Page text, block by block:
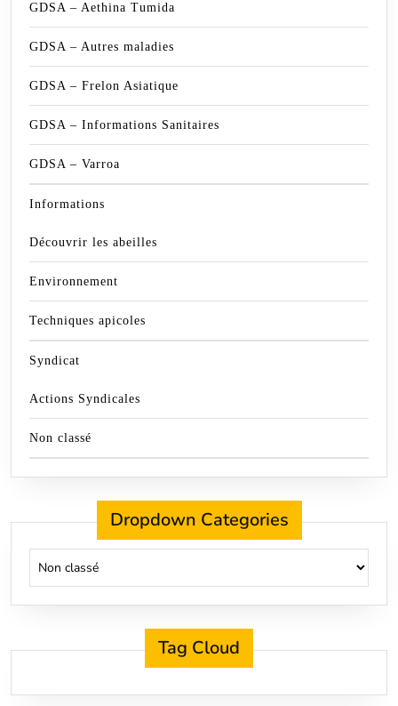
GDSA – Aethina Tumida
GDSA – Autres maladies
GDSA – Frelon Asiatique
GDSA – Informations Sanitaires
GDSA – Varroa
Informations
Découvrir les abeilles
Environnement
Techniques apicoles
Syndicat
Actions Syndicales
Non classé
Dropdown Categories
Tag Cloud